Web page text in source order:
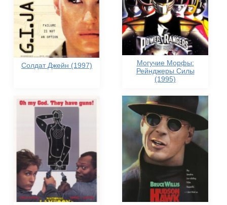
Солдат Джейн (1997)
Могучие Морфы:
Рейнджеры Силы
(1995)